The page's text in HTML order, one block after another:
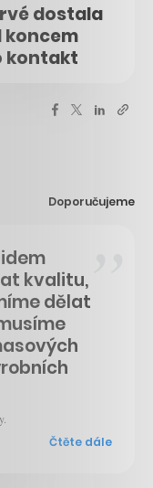
dostala
koncem
kontakt
Doporučujeme
kvalitu,
dělat
Čtěte dále